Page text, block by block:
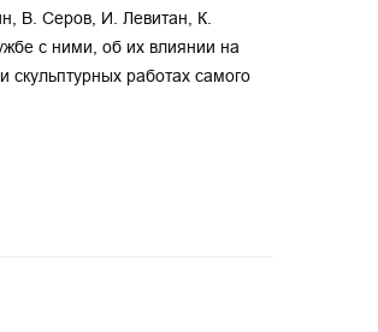
В. Серов, И. Левитан, К.
с ними, об их влиянии на
работах самого